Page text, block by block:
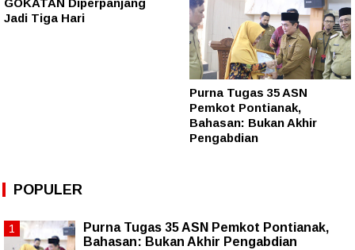
Jadi Tiga Hari
Purna Tugas 35 ASN
Pemkot Pontianak,
Bahasan: Bukan Akhir
Pengabdian
POPULER
Purna Tugas 35 ASN Pemkot Pontianak,
Bahasan: Bukan Akhir Pengabdian